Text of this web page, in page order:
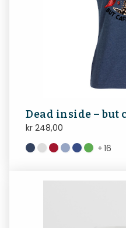
Dead inside – but
kr 248,00
+16